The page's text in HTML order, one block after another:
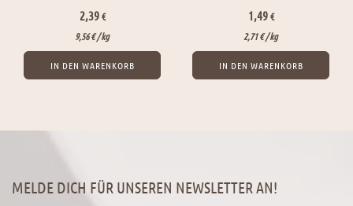
2,39€
9,56€/ kg
IN DEN WARENKORB
1,49€
2,71€/ kg
IN DEN WARENKORB
MELDE DICH FÜR UNSEREN NEWSLETTER AN!